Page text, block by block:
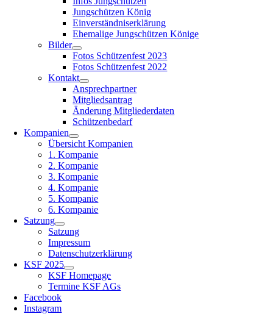
Jungschützen König
Einverständniserklärung
Ehemalige Jungschützen Könige
Bilder
Fotos Schützenfest 2023
Fotos Schützenfest 2022
Kontakt
Ansprechpartner
Mitgliedsantrag
Änderung Mitgliederdaten
Schützenbedarf
Kompanien
Übersicht Kompanien
1. Kompanie
2. Kompanie
3. Kompanie
4. Kompanie
5. Kompanie
6. Kompanie
Satzung
Satzung
Impressum
Datenschutzerklärung
KSF 2025
KSF Homepage
Termine KSF AGs
Facebook
Instagram